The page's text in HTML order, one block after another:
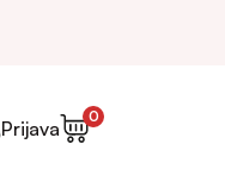
Prijava
0